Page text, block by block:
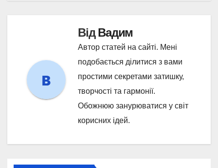
ВідВадим
Автор статей на сайті. Мені
подобається ділитися з вами
простими секретами затишку,
творчості та гармонії.
Обожнюю занурюватися у світ
корисних ідей.